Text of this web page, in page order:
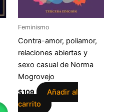
Feminismo
Contra-amor, poliamor,
relaciones abiertas y
sexo casual de Norma
Mogrovejo
$109
Añadir al
carrito